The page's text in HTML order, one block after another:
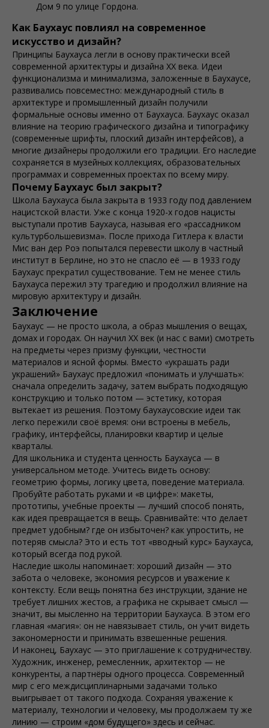
Дом 9 по улице Гордона.
Как Баухауc повлиял на современное
искусство и дизайн?
Принципы Баухауcа легли в основу практически всей
современной архитектуры и дизайна ХХ века. Идеи
функционализма и минимализма, заложенные в Баухауcе,
развивались повсеместно: международный стиль в
архитектуре и промышленный дизайн получили
формальные основы именно от Баухауcа. Баухауc оказал
влияние на теорию графического дизайна и типографику
(современные шрифты, плоский дизайн интерфейсов), а
многие дизайнеры продолжили его традиции. Его наследие
сохраняется в музейных коллекциях, образовательных
программах и современных проектах по всему миру.
Почему Баухауc был закрыт?
Школа Баухауcа была закрыта в 1933 году под давлением
нацистской власти. Уже с конца 1920-х годов нацисты
выступали против Баухауcа, называя его «рассадником
культурбольшевизма». После прихода Гитлера к власти
Мис ван дер Роэ попытался перевести школу в частный
институт в Берлине, но это не спасло её — в 1933 году
Баухауc прекратил существование. Тем не менее стиль
Баухауcа пережил эту трагедию и продолжил влияние на
мировую архитектуру и дизайн.
Заключение
Баухаус — не просто школа, а образ мышления о вещах,
домах и городах. Он научил ХХ век (и нас с вами) смотреть
на предметы через призму функции, честности
материалов и ясной формы. Вместо «украшать ради
украшений» Баухаус предложил «понимать и улучшать»:
сначала определить задачу, затем выбрать подходящую
конструкцию и только потом — эстетику, которая
вытекает из решения. Поэтому баухаусовские идеи так
легко пережили своё время: они встроены в мебель,
графику, интерфейсы, планировки квартир и целые
кварталы.
Для школьника и студента ценность Баухауcа — в
универсальном методе. Учитесь видеть основу:
геометрию формы, логику цвета, поведение материала.
Пробуйте работать руками и «в цифре»: макеты,
прототипы, учебные проекты — лучший способ понять,
как идея превращается в вещь. Сравнивайте: что делает
предмет удобным? где он избыточен? как упростить, не
потеряв смысла? Это и есть тот «вводный курс» Баухауcа,
который всегда под рукой.
Наследие школы напоминает: хороший дизайн — это
забота о человеке, экономия ресурсов и уважение к
контексту. Если вещь понятна без инструкции, здание не
требует лишних жестов, а графика не скрывает смысл —
значит, вы мысленно на территории Баухауcа. В этом его
главная «магия»: он не навязывает стиль, он учит видеть
закономерности и принимать взвешенные решения.
И наконец, Баухаус — это приглашение к сотрудничеству.
Художник, инженер, ремесленник, архитектор — не
конкуренты, а партнёры одного процесса. Современный
мир с его междисциплинарными задачами только
выигрывает от такого подхода. Сохраняя уважение к
материалу, технологии и человеку, мы продолжаем ту же
линию — строим «дом будущего» здесь и сейчас.